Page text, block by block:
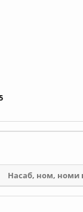
Насаб, ном, номи